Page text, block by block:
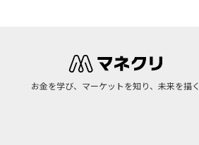
お金を学び、マーケットを知り、未来を描く